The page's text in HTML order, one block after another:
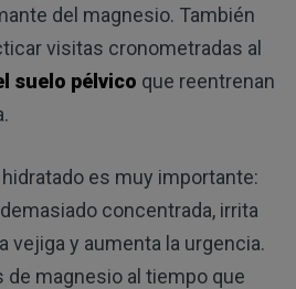
del magnesio. También
visitas cronometradas al
suelo pélvico que reentrenan
es muy importante:
concentrada, irrita
vejiga y aumenta la urgencia.
de magnesio al tiempo que